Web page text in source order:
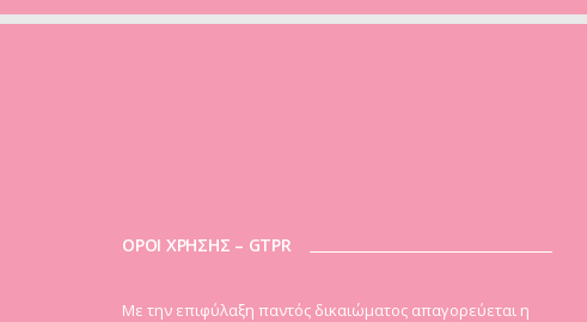
ΟΡΟΙ ΧΡΗΣΗΣ – GTPR
Mε την επιφύλαξη παντός δικαιώματος απαγορεύεται η